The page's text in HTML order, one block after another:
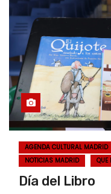
AGENDA CULTURAL MADRID
NOTICIAS MADRID
QUE
Día del Libro